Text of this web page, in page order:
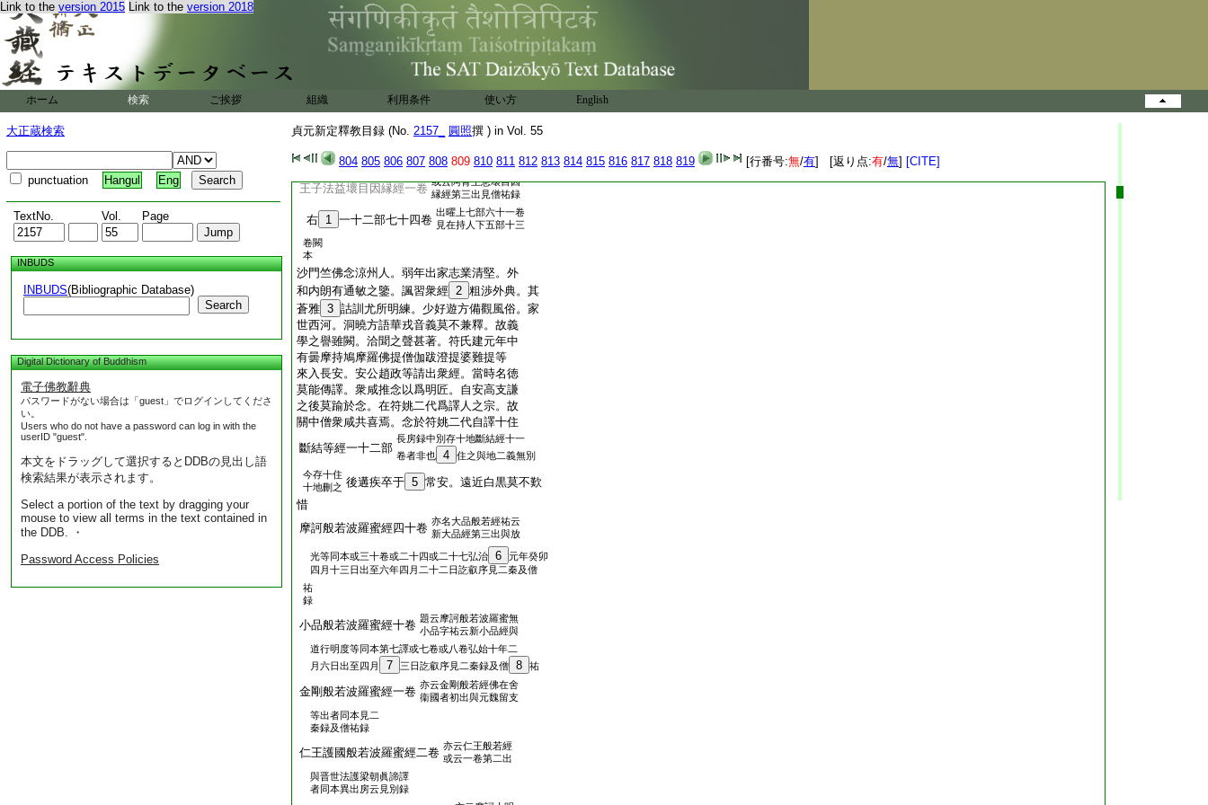
Link to the version 2015 Link to the version 2018
ホーム 検索 ご挨拶 組織 利用条件 使い方 English
大正蔵検索
punctuation Hangul Eng
TextNo. Vol. Page
INBUDS
INBUDS(Bibliographic Database)
Search
Digital Dictionary of Buddhism
電子佛教辭典
パスワードがない場合は「guest」でログインしてくださ
い。
Users who do not have a password can log in with the
userID "guest".
本文をドラッグして選択するとDDBの見出し語
検索結果が表示されます。
Select a portion of the text by dragging your
mouse to view all terms in the text contained in
the DDB. ・
Password Access Policies
貞元新定釋教目録 (No. 2157_ 圓照撰 ) in Vol. 55
804 805 806 807 808 809 810 811 812 813 814 815 816 817 818 819 [行番号:無/有] [返り点:有/無] [CITE]
十誦比丘尼戒所出本末一卷
夷國得梵本佛念
爲譯文煩後竺伏刪改
正之并製序見寶唱録
王子法益壞目因縁經一卷 或云阿育王息壞目因
縁經第三出見僧祐録
右 1 一十二部七十四卷
出曜上七部六十一卷
見在持人下五部十三
卷闕
本
沙門竺佛念涼州人。弱年出家志業清堅。外
和内朗有通敏之鑒。諷習衆經 2 粗渉外典。其
蒼雅 3 詁訓尤所明練。少好遊方備觀風俗。家
世西河。洞曉方語華戎音義莫不兼釋。故義
學之譽雖闕。洽聞之聲甚著。符氏建元年中
有曇摩持鳩摩羅佛提僧伽跋澄提婆難提等
來入長安。安公趙政等請出衆經。當時名徳
莫能傳譯。衆咸推念以爲明匠。自安高支謙
之後莫踰於念。在符姚二代爲譯人之宗。故
關中僧衆咸共喜焉。念於符姚二代自譯十住
斷結等經一十二部
長房録中別存十地斷結經十一
卷者非也
4
住之與地二義無別
今存十住
十地刪之 後遘疾卒于 5 常安。遠近白黒莫不歎
惜
摩訶般若波羅蜜經四十卷 亦名大品般若經祐云
新大品經第三出與放
光等同本或三十卷或二十四或二十七弘治 6
元年癸卯
四月十三日出至六年四月二十二日訖叡序見二秦及僧
祐
録
小品般若波羅蜜經十卷 題云摩訶般若波羅蜜無
小品字祐云新小品經與
道行明度等同本第七譯或七卷或八卷弘始十年二
月六日出至四月
7 三日訖叡序見二秦録及僧 8 祐
金剛般若波羅蜜經一卷 亦云金剛般若經佛在舍
衞國者初出與元魏留支
等出者同本見二
秦録及僧祐録
仁王護國般若波羅蜜經二卷 亦云仁王般若經
或云一卷第二出
與晋世法護梁朝眞諦譯
者同本異出房云見別録